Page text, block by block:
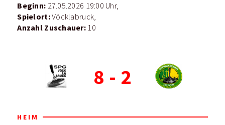
Beginn: 27.05.2026 19:00 Uhr,
Spielort:Vöcklabruck,
Anzahl Zuschauer: 10
8 - 2
HEIM